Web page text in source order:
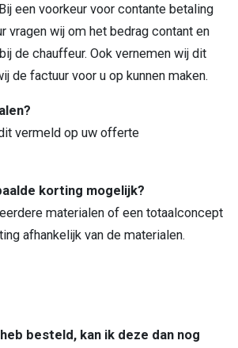
een voorkeur voor contante betaling
vragen wij om het bedrag contant en
de chauffeur. Ook vernemen wij dit
de factuur voor u op kunnen maken.
vermeld op uw offerte
korting mogelijk?
materialen of een totaalconcept
afhankelijk van de materialen.
besteld, kan ik deze dan nog